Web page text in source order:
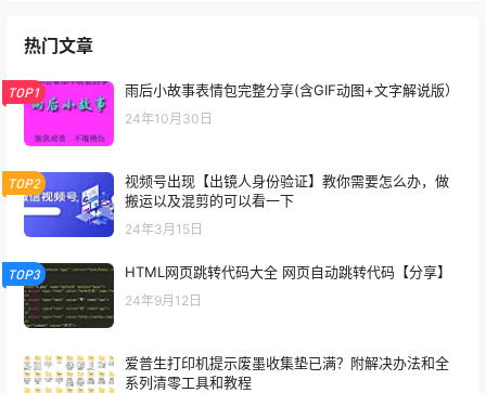
热门文章
TOP1 雨后小故事表情包完整分享(含GIF动图+文字解说版）
24年10月30日
TOP2
视频号出现【出镜人身份验证】教你需要怎么办，做
搬运以及混剪的可以看一下
24年3月15日
TOP3 HTML网页跳转代码大全 网页自动跳转代码【分享】
24年9月12日
爱普生打印机提示废墨收集垫已满？附解决办法和全
系列清零工具和教程